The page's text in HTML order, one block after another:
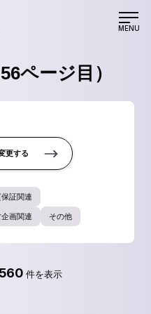
MENU
ページ目）
更する
証関連
画関連 その他
560 件を表示